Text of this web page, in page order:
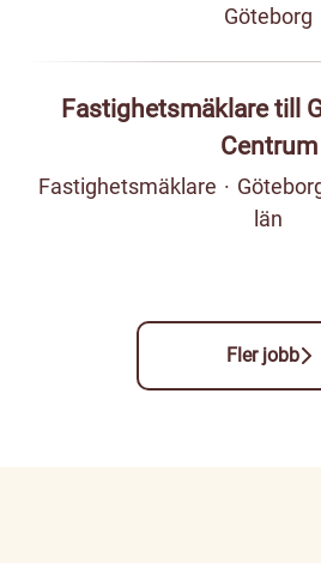
Göteborg
Fastighetsmäklare till
Centrum
Fastighetsmäklare ·
län
Fler jobb